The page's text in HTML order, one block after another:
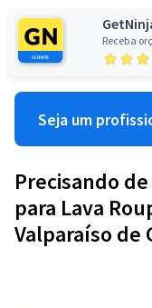
Receba
Seja um
Precisando
para Lava
Valparaíso de